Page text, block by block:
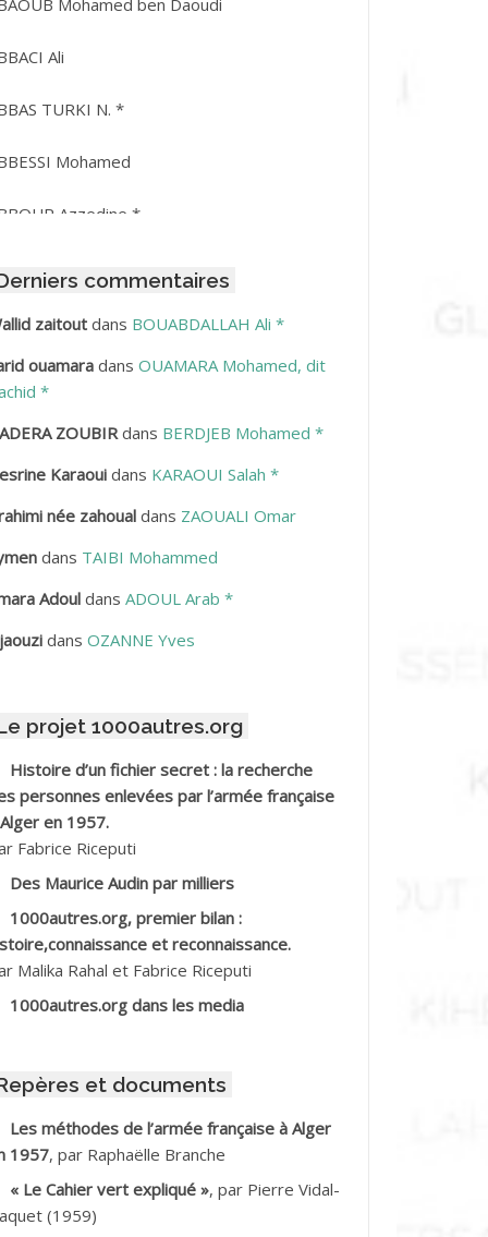
Ali
TURKI N. *
Mohamed
Azzedine *
Amar
Hamid
Mohamed
Lakhdar
Haciba
Mohamed Hamoud*
Mohamed *
Ahmed
Mohamed ben Kaddour
Kouider
Ahmed dit le Coiffeur
Mohamed
Salah *
M.*
Ali
commentaires
zaitoutdans BOUABDALLAH Ali *
ouamaradans OUAMARA Mohamed, dit
*
ZOUBIRdans BERDJEB Mohamed *
Karaouidans KARAOUI Salah *
née zahoualdans ZAOUALI Omar
dans TAIBI Mohammed
Adouldans ADOUL Arab *
dans OZANNE Yves
projet 1000autres.org
Histoire d’un fichier secret : la recherche
personnes enlevées par l’armée française
en 1957.
Fabrice Riceputi
Des Maurice Audin par milliers
1000autres.org, premier bilan :
et reconnaissance.
Malika Rahal et Fabrice Riceputi
1000autres.org dans les media
et documents
Les méthodes de l’armée française à Alger
1957, par Raphaëlle Branche
« Le Cahier vert expliqué », par Pierre Vidal-
(1959)